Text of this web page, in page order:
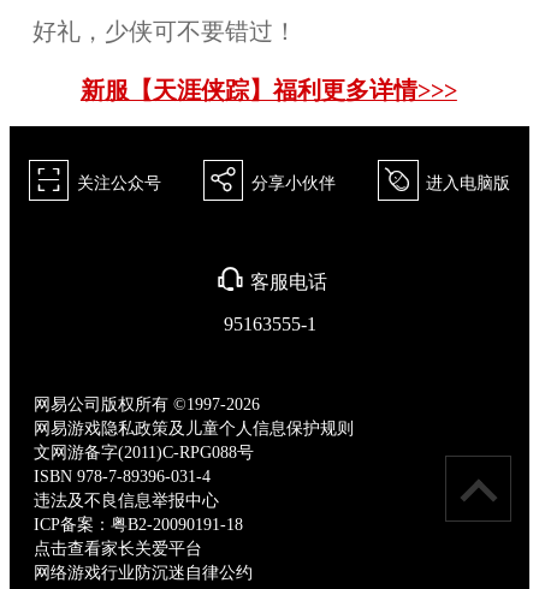
好礼，少侠可不要错过！
新服【天涯侠踪】福利更多详情>>>
򰀁 关注公众号 򰀂 分享小伙伴 򰀄 进入电脑版
򰀃 客服电话
95163555-1
网易公司版权所有 ©1997-2026
网易游戏隐私政策及儿童个人信息保护规则
文网游备字(2011)C-RPG088号
ISBN 978-7-89396-031-4
违法及不良信息举报中心
ICP备案：粤B2-20090191-18
点击查看家长关爱平台
网络游戏行业防沉迷自律公约